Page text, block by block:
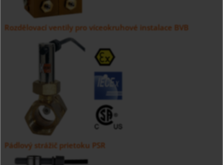
Rozdělovací ventily pro víceokruhové instalace BVB
Pádlový strážič prietoku PSR